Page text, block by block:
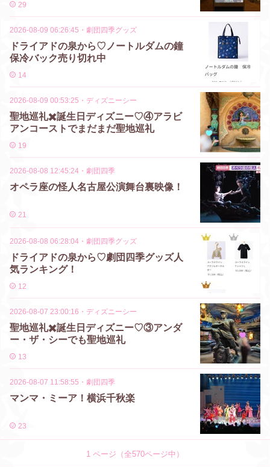
29
2026-08-09 06:26:45 ・ 劇団四季グッズ
ドライアドの泉から♡ノートルダムの鐘
保冷バック売り切れ中
14
2026-08-09 00:53:25 ・ ディズニーシー
聖地巡礼✖️誕生日ディズニー♡④アラビ
アンコーストでまだまだ聖地巡礼
19
2026-08-08 12:45:24 ・ 劇団四季
オペラ座の怪人名古屋公演舞台裏映像！
21
2026-08-08 06:28:04 ・ 劇団四季グッズ
ドライアドの泉から♡劇団四季グッズ人
気ランキング！
12
2026-08-07 23:00:16 ・ ディズニーシー
聖地巡礼✖️誕生日ディズニー♡③アンダ
ー・ザ・シーでも聖地巡礼
13
2026-08-07 11:58:55 ・ 劇団四季
マンマ・ミーア！横浜千秋楽
23
1 ページ（全570ページ中）